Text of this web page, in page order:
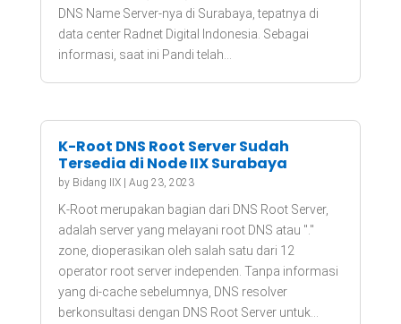
DNS Name Server-nya di Surabaya, tepatnya di
data center Radnet Digital Indonesia. Sebagai
informasi, saat ini Pandi telah...
K-Root DNS Root Server Sudah
Tersedia di Node IIX Surabaya
by Bidang IIX| Aug 23, 2023
K-Root merupakan bagian dari DNS Root Server,
adalah server yang melayani root DNS atau "."
zone, dioperasikan oleh salah satu dari 12
operator root server independen. Tanpa informasi
yang di-cache sebelumnya, DNS resolver
berkonsultasi dengan DNS Root Server untuk...